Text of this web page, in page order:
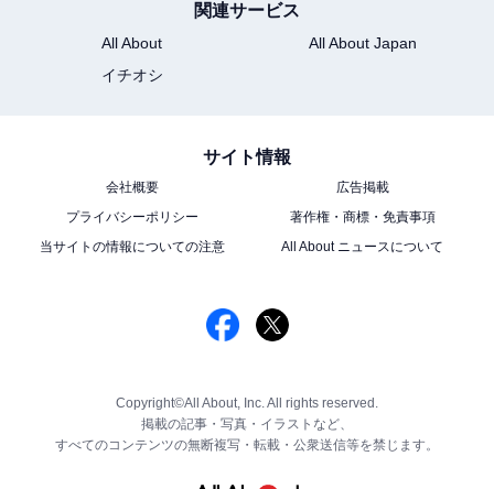
関連サービス
All About
All About Japan
イチオシ
サイト情報
会社概要
広告掲載
プライバシーポリシー
著作権・商標・免責事項
当サイトの情報についての注意
All About ニュースについて
Copyright©All About, Inc. All rights reserved.
掲載の記事・写真・イラストなど、
すべてのコンテンツの無断複写・転載・公衆送信等を禁じます。